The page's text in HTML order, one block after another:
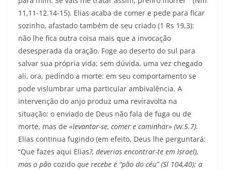
11,11-12.14-15). Elias acaba de comer e pede para ficar
sozinho, afastado também de seu criado (1 Rs 19,3):
não lhe fica outra coisa mais que a invocação
desesperada da oração. Foge ao deserto do sul para
salvar sua própria vida; sem dúvida, uma vez chegado
ali, ora, pedindo a morte: em seu comportamento se
pode vislumbrar uma particular ambivalência. A
intervenção do anjo produz uma reviravolta na
situação: o enviado de Deus não fala de fuga ou de
morte, mas de «levantar-se, comer e caminhar» (vv.5.7).
Elias continua fugindo (em efeito, Deus lhe perguntará:
“Que fazes aqui Elias?, deverias encontrar-te em Israel),
mas o pão cozido que recebe é “pão do céu” (Sl 104,40); a